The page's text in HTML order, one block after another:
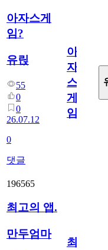
아자스게
임?
유릱
55
0
0
26.07.12
0
댓글
아
자
스
게
임?
196565
최고의 앱.
만두엄마
최